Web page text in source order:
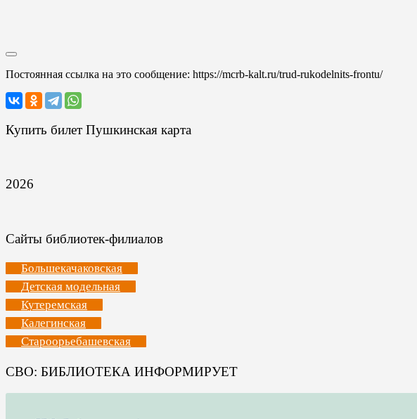
Постоянная ссылка на это сообщение: https://mcrb-kalt.ru/trud-rukodelnits-frontu/
Купить билет Пушкинская карта
2026
Сайты библиотек-филиалов
Большекачаковская
Детская модельная
Кутеремская
Калегинская
Староорьебашевская
СВО: БИБЛИОТЕКА ИНФОРМИРУЕТ